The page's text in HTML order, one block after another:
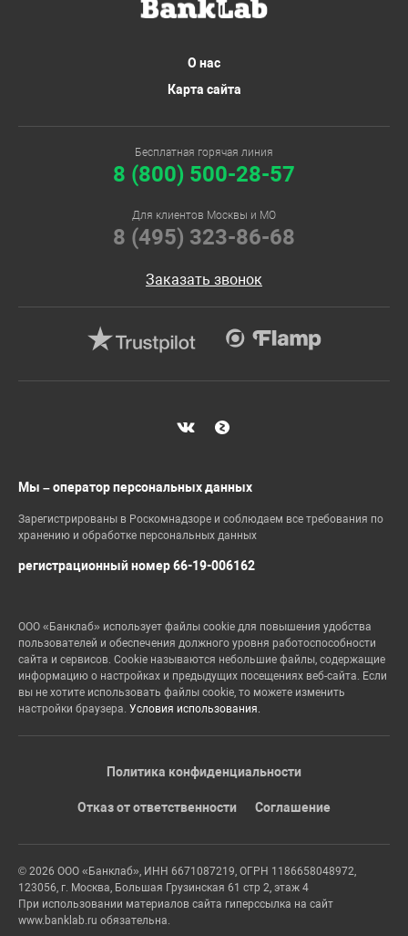
О нас
Карта сайта
Бесплатная горячая линия
8 (800) 500-28-57
Для клиентов Москвы и МО
8 (495) 323-86-68
Заказать звонок
Мы – оператор персональных данных
Зарегистрированы в Роскомнадзоре и соблюдаем все требования по
хранению и обработке персональных данных
регистрационный номер 66-19-006162
ООО «Банклаб» использует файлы cookie для повышения удобства
пользователей и обеспечения должного уровня работоспособности
сайта и сервисов. Cookie называются небольшие файлы, содержащие
информацию о настройках и предыдущих посещениях веб-сайта. Если
вы не хотите использовать файлы cookie, то можете изменить
настройки браузера. Условия использования.
Политика конфиденциальности
Отказ от ответственности Соглашение
© 2026 ООО «Банклаб», ИНН 6671087219, ОГРН 1186658048972,
123056, г. Москва, Большая Грузинская 61 стр 2, этаж 4
При использовании материалов сайта гиперссылка на сайт
www.banklab.ru обязательна.